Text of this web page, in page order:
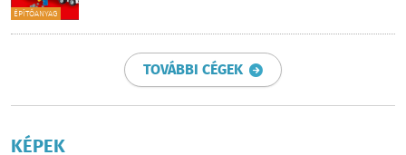
ÉPÍTŐANYAG
TOVÁBBI CÉGEK
KÉPEK